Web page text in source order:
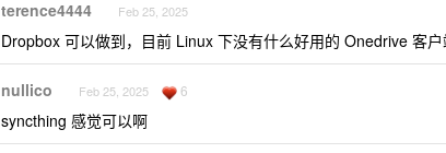
terence4444 Feb 25, 2025
Dropbox 可以做到，目前 Linux 下没有什么好用的 Onedrive 客
nullico Feb 25, 2025 6
syncthing 感觉可以啊